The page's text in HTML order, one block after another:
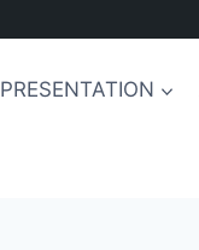
PRESENTATION